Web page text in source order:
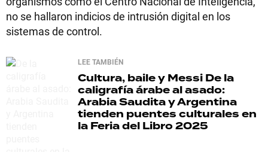
no se hallaron indicios de intrusión digital en los
sistemas de control.
LEE TAMBIÉN
Cultura, baile y Messi De la
caligrafía árabe al asado:
Arabia Saudita y Argentina
tienden puentes culturales en
la Feria del Libro 2025